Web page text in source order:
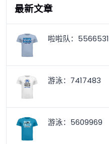
最新文章
啦啦队：5566531
游泳：7417483
游泳：5609969